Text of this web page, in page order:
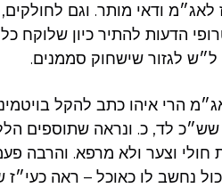
ודאי מותר. וגם
הדעות להתיר כיון שלוקח
ל״ש לגזור שישחוק סממנים.
הרי איהו כתב להקל
לד, כ. ונראה שתוספים
חולי וצער ולא מרפא. והרבה
נחשב לו כאוכל – ראה